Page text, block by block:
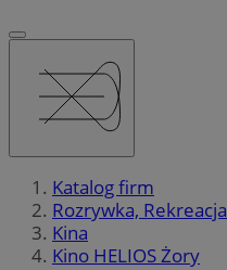
Katalog firm
Rozrywka, Rekreacja
Kina
Kino HELIOS Żory